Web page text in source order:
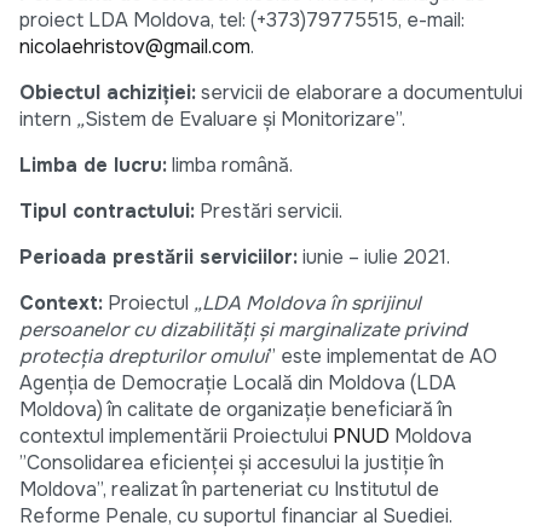
proiect LDA Moldova, tel: (+373)79775515, e-mail:
nicolaehristov@gmail.com.
Obiectul achiziției:servicii de elaborare a documentului
intern „Sistem de Evaluare și Monitorizare”.
Limba de lucru:limba română.
Tipul contractului: Prestări servicii.
Perioada prestării serviciilor:iunie – iulie 2021.
Context: Proiectul „LDA Moldova în sprijinul
persoanelor cu dizabilități și marginalizate privind
protecția drepturilor omului” este implementat de AO
Agenția de Democrație Locală din Moldova (LDA
Moldova) în calitate de organizație beneficiară în
contextul implementării Proiectului PNUD Moldova
”Consolidarea eficienței și accesului la justiție în
Moldova”, realizat în parteneriat cu Institutul de
Reforme Penale, cu suportul financiar al Suediei.